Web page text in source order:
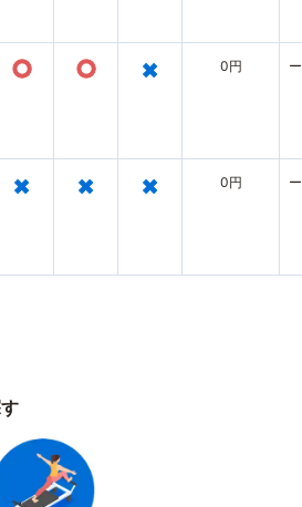
○ ○ × 0円 ー
× × × 0円 ー